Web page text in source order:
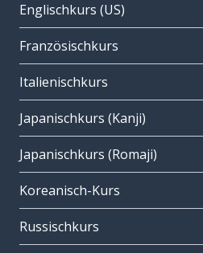
Englischkurs (US)
Französischkurs
Italienischkurs
Japanischkurs (Kanji)
Japanischkurs (Romaji)
Koreanisch-Kurs
Russischkurs